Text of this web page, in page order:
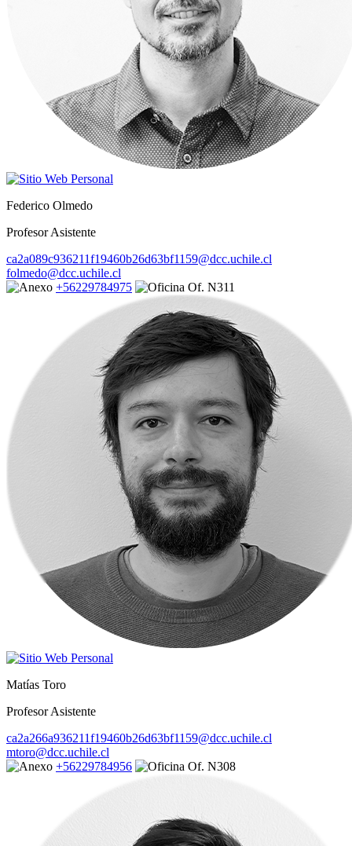
Federico Olmedo
Profesor Asistente
ca2a089c936211f19460b26d63bf1159@dcc.uchile.cl
folmedo@dcc.uchile.cl
+56229784975
Of. N311
Matías Toro
Profesor Asistente
ca2a266a936211f19460b26d63bf1159@dcc.uchile.cl
mtoro@dcc.uchile.cl
+56229784956
Of. N308